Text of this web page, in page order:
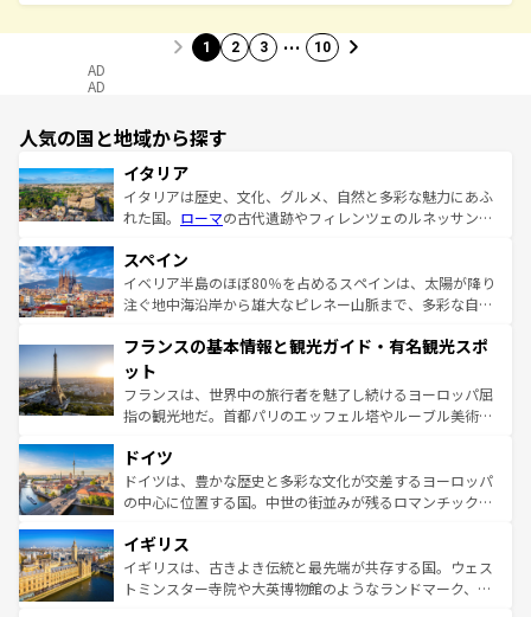
1 2 3 … 10
AD
AD
人気の国と地域から探す
イタリア
イタリアは歴史、文化、グルメ、自然と多彩な魅力にあふ
れた国。 ローマの古代遺跡やフィレンツェのルネッサンス
ろん、トスカーナの美しい田園風景やアマルフィ海岸の絶
景など、自然景観も見逃せない。観光の合間には、本場の
ピザやパスタなど、絶品のイタリア料理を堪能することも
ませてくれるイタリアで、忘れられない旅をしてみよう！
なお、新着のイタリア情報は
しい。
スペイン
イベリア半島のほぼ80％を占めるスペインは、太陽が降り
注ぐ地中海沿岸から雄大なピレネー山脈まで、多彩な自然
文化が根付くこの国では、情熱的なフラメンコ、熱気あふ
れる闘牛、そして美味しいタパスが生活の一部となってい
る。首都マドリードの洗練された雰囲気や、バルセロナの
アートに溢れた街角から、地方では古代ローマ遺跡や中世
せる。地方によって風土や気候が異なるスペインはその個
性で訪れる人を魅了する。 なお、新着のスペイン情報は コ
ンテンツ一覧を参照してほしい。
フランスの基本情報と観光ガイド・有名観光スポ
ット
フランスは、世界中の旅行者を魅了し続けるヨーロッパ屈
指の観光地だ。首都パリのエッフェル塔やルーブル美術館
で、幅広い魅力が詰まっている。華麗な宮殿、歴史的な大
聖堂、美しいビーチ、そして豊かな自然が、訪れる者を心
から魅了する。また、フランスは美食の国としても知ら
いる。シャンパンの発祥地であるランス、プロヴァンスの
香り高いラベンダー畑など、多彩な楽しみ方が可能だ。さ
らに、パリ以外の地域にも魅力が溢れており、どの街角に
ドイツ
ドイツは、豊かな歴史と多彩な文化が交差するヨーロッパ
の中心に位置する国。中世の街並みが残るロマンチック街
顔を持つこの国は、どこを歩いても飽きることがない。ベ
ルリンの文化的活気、バイエルン州のアルプスの絶景、そ
してライン川沿いのワイン畑といった風景は必見。ビール
イギリス
イギリスは、古きよき伝統と最先端が共存する国。ウェス
トミンスター寺院や大英博物館のようなランドマーク、歴